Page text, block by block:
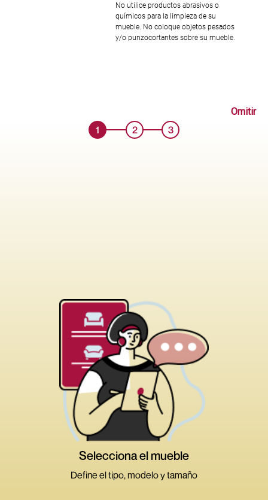
No utilice productos abrasivos o
químicos para la limpieza de su
mueble. No coloque objetos pesados
y/o punzocortantes sobre su mueble.